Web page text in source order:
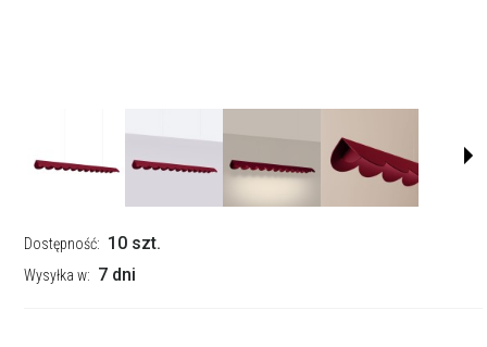
Dostępność: 10 szt.
Wysyłka w: 7 dni